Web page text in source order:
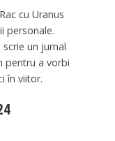
cu Uranus
personale.
un jurnal
pentru a vorbi
în viitor.